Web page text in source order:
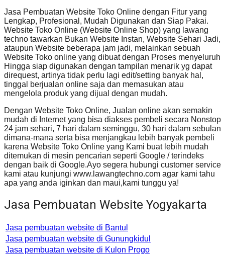
Jasa Pembuatan Website Toko Online dengan Fitur yang
Lengkap, Profesional, Mudah Digunakan dan Siap Pakai.
Website Toko Online (Website Online Shop) yang lawang
techno tawarkan Bukan Website Instan, Website Sehari Jadi,
ataupun Website beberapa jam jadi, melainkan sebuah
Website Toko online yang dibuat dengan Proses menyeluruh
Hingga siap digunakan dengan tampilan menarik yg dapat
direquest, artinya tidak perlu lagi edit/setting banyak hal,
tinggal berjualan online saja dan memasukan atau
mengelola produk yang dijual dengan mudah.
Dengan Website Toko Online, Jualan online akan semakin
mudah di Internet yang bisa diakses pembeli secara Nonstop
24 jam sehari, 7 hari dalam seminggu, 30 hari dalam sebulan
dimana-mana serta bisa menjangkau lebih banyak pembeli
karena Website Toko Online yang Kami buat lebih mudah
ditemukan di mesin pencarian seperti Google / terindeks
dengan baik di Google.Ayo segera hubungi customer service
kami atau kunjungi www.lawangtechno.com agar kami tahu
apa yang anda iginkan dan maui,kami tunggu ya!
Jasa Pembuatan Website Yogyakarta
Jasa pembuatan website di Bantul
Jasa pembuatan website di Gunungkidul
Jasa pembuatan website di Kulon Progo